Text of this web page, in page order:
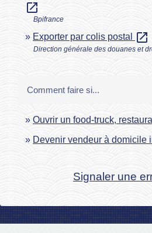
open_in_new
Bpifrance
Exporter par colis postal open_in_new
Direction générale des douanes et
Comment faire si...
Ouvrir un food-truck,
Devenir vendeur à domicile
Signaler une